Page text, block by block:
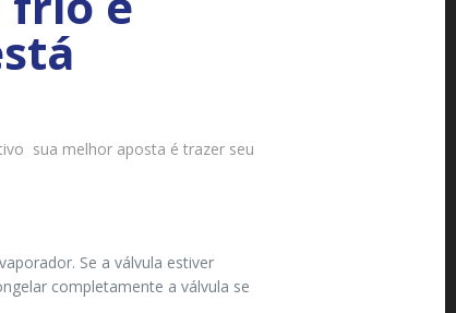
sua melhor aposta é trazer seu
Se a válvula estiver
completamente a válvula se